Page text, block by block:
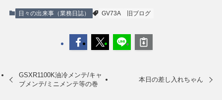
日々の出来事（業務日誌） GV73A 旧ブログ
GSXR1100K油冷メンテ/キャ
ブメンテ/ミニメンテ等の巻
本日の差し入れちゃん